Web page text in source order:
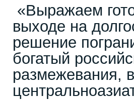
«Выражаем
выходе на
решение
богатый
размежевания,